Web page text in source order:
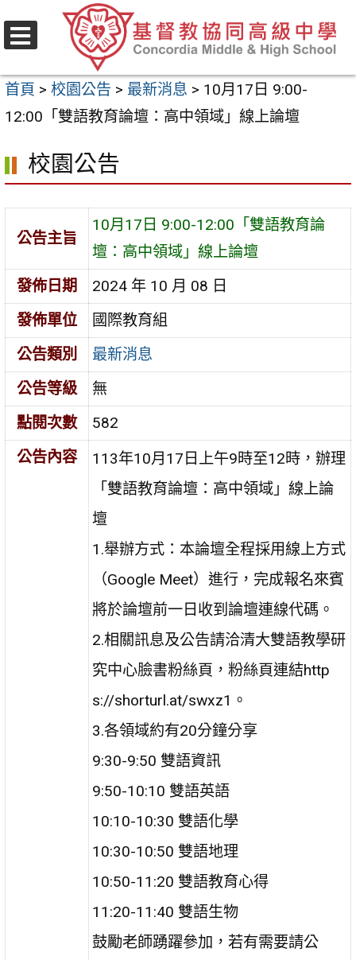
至
要
內
區
首頁 > 校園公告 > 最新消息 > 10月17日 9:00-
12:00「雙語教育論壇：高中領域」線上論壇
校園公告
公告主旨
10月17日 9:00-12:00「雙語教育論
壇：高中領域」線上論壇
發佈日期
2024 年 10 月 08 日
發佈單位
國際教育組
公告類別
最新消息
公告等級
無
點閱次數
582
公告內容
113年10月17日上午9時至12時，辦理
「雙語教育論壇：高中領域」線上論
壇
1.舉辦方式：本論壇全程採用線上方式
（Google Meet）進行，完成報名來賓
將於論壇前一日收到論壇連線代碼。
2.相關訊息及公告請洽清大雙語教學研
究中心臉書粉絲頁，粉絲頁連結http
s://shorturl.at/swxz1。
3.各領域約有20分鐘分享
9:30-9:50 雙語資訊
9:50-10:10 雙語英語
10:10-10:30 雙語化學
10:30-10:50 雙語地理
10:50-11:20 雙語教育心得
11:20-11:40 雙語生物
鼓勵老師踴躍參加，若有需要請公
選
單